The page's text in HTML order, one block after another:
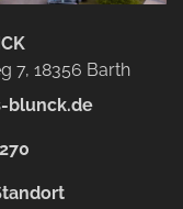
7, 18356 Barth
blunck.de